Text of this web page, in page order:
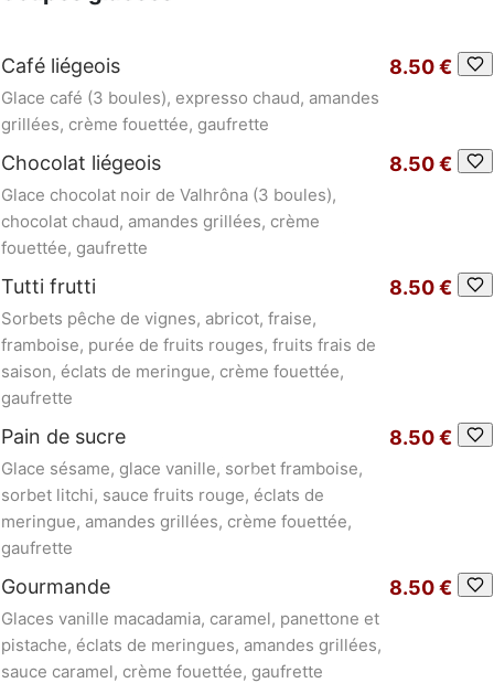
Café liégeois
Glace café (3 boules), expresso chaud, amandes
grillées, crème fouettée, gaufrette
8.50 €
Chocolat liégeois
Glace chocolat noir de Valhrôna (3 boules),
chocolat chaud, amandes grillées, crème
fouettée, gaufrette
8.50 €
Tutti frutti
Sorbets pêche de vignes, abricot, fraise,
framboise, purée de fruits rouges, fruits frais de
saison, éclats de meringue, crème fouettée,
gaufrette
8.50 €
Pain de sucre
Glace sésame, glace vanille, sorbet framboise,
sorbet litchi, sauce fruits rouge, éclats de
meringue, amandes grillées, crème fouettée,
gaufrette
8.50 €
Gourmande
Glaces vanille macadamia, caramel, panettone et
pistache, éclats de meringues, amandes grillées,
sauce caramel, crème fouettée, gaufrette
8.50 €